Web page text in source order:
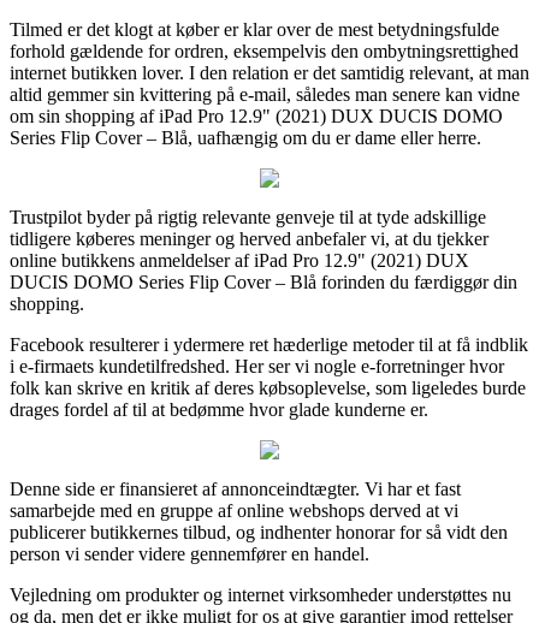
Tilmed er det klogt at køber er klar over de mest betydningsfulde
forhold gældende for ordren, eksempelvis den ombytningsrettighed
internet butikken lover. I den relation er det samtidig relevant, at man
altid gemmer sin kvittering på e-mail, således man senere kan vidne
om sin shopping af iPad Pro 12.9" (2021) DUX DUCIS DOMO
Series Flip Cover – Blå, uafhængig om du er dame eller herre.
Trustpilot byder på rigtig relevante genveje til at tyde adskillige
tidligere køberes meninger og herved anbefaler vi, at du tjekker
online butikkens anmeldelser af iPad Pro 12.9" (2021) DUX
DUCIS DOMO Series Flip Cover – Blå forinden du færdiggør din
shopping.
Facebook resulterer i ydermere ret hæderlige metoder til at få indblik
i e-firmaets kundetilfredshed. Her ser vi nogle e-forretninger hvor
folk kan skrive en kritik af deres købsoplevelse, som ligeledes burde
drages fordel af til at bedømme hvor glade kunderne er.
Denne side er finansieret af annonceindtægter. Vi har et fast
samarbejde med en gruppe af online webshops derved at vi
publicerer butikkernes tilbud, og indhenter honorar for så vidt den
person vi sender videre gennemfører en handel.
Vejledning om produkter og internet virksomheder understøttes nu
og da, men det er ikke muligt for os at give garantier imod rettelser